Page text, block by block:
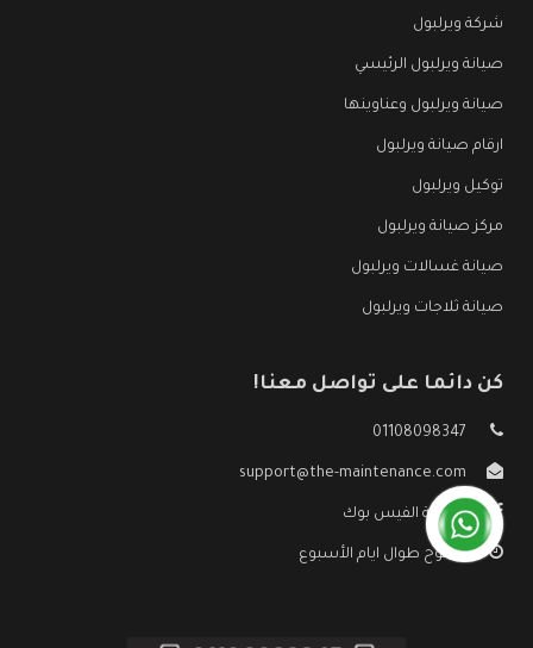
شركة ويرلبول
صيانة ويرلبول الرئيسي
صيانة ويرلبول وعناوينها
ارقام صيانة ويرلبول
توكيل ويرلبول
مركز صيانة ويرلبول
صيانة غسالات ويرلبول
صيانة ثلاجات ويرلبول
كن دائما على تواصل معنا!
01108098347
support@the-maintenance.com
صفحة الفيس بوك
مفتوح طوال ايام الأسبوع